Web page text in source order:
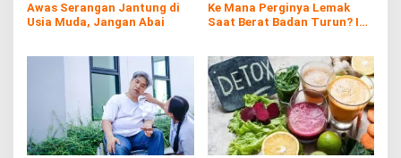
Awas Serangan Jantung di
Usia Muda, Jangan Abai
Ke Mana Perginya Lemak
Saat Berat Badan Turun? Ini